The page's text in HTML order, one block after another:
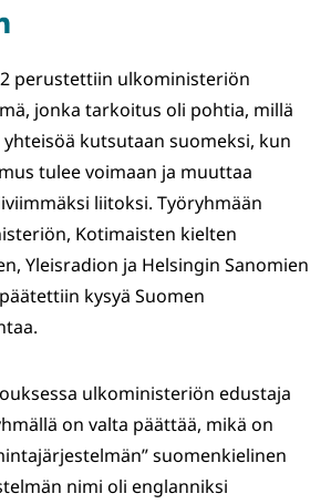
perustettiin ulkoministeriön
jonka tarkoitus oli pohtia, millä
kutsutaan suomeksi, kun
tulee voimaan ja muuttaa
liitoksi. Työryhmään
Kotimaisten kielten
Yleisradion ja Helsingin Sanomien
kysyä Suomen
ulkoministeriön edustaja
on valta päättää, mikä on
suomenkielinen
nimi oli englanniksi